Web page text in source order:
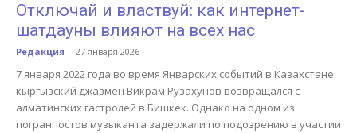
Отключай и властвуй: как интернет-
шатдауны влияют на всех нас
Редакция - 27 января 2026
7 января 2022 года во время Январских событий в Казахстане
кыргызский джазмен Викрам Рузахунов возвращался с
алматинских гастролей в Бишкек. Однако на одном из
погранпостов музыканта задержали по подозрению в участии